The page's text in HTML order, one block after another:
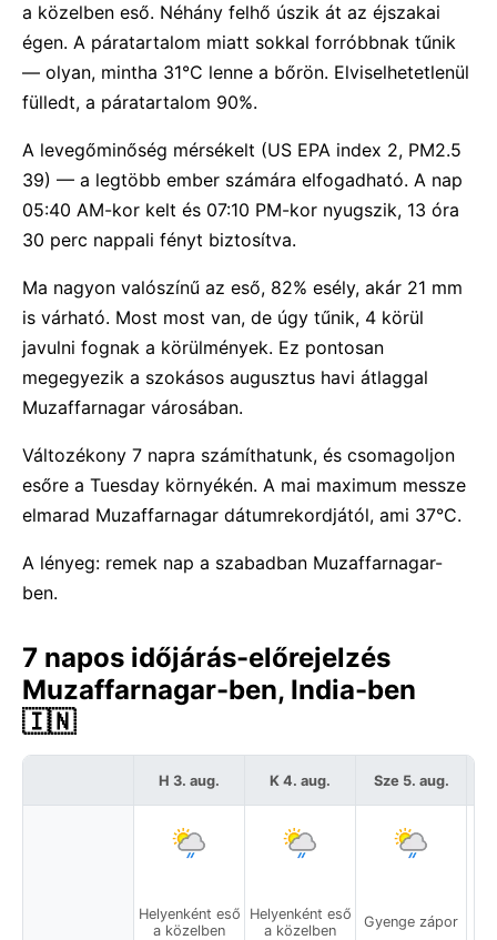
a közelben eső. Néhány felhő úszik át az éjszakai
égen. A páratartalom miatt sokkal forróbbnak tűnik
— olyan, mintha 31°C lenne a bőrön. Elviselhetetlenül
fülledt, a páratartalom 90%.
A levegőminőség mérsékelt (US EPA index 2, PM2.5
39) — a legtöbb ember számára elfogadható. A nap
05:40 AM-kor kelt és 07:10 PM-kor nyugszik, 13 óra
30 perc nappali fényt biztosítva.
Ma nagyon valószínű az eső, 82% esély, akár 21 mm
is várható. Most most van, de úgy tűnik, 4 körül
javulni fognak a körülmények. Ez pontosan
megegyezik a szokásos augusztus havi átlaggal
Muzaffarnagar városában.
Változékony 7 napra számíthatunk, és csomagoljon
esőre a Tuesday környékén. A mai maximum messze
elmarad Muzaffarnagar dátumrekordjától, ami 37°C.
A lényeg: remek nap a szabadban Muzaffarnagar-
ben.
7 napos időjárás-előrejelzés
Muzaffarnagar-ben, India-ben
🇮🇳
H 3. aug.
Helyenként eső
a közelben
K 4. aug.
Helyenként eső
a közelben
Sze 5. aug.
Gyenge zápor